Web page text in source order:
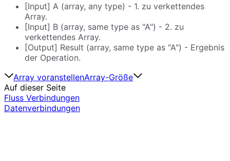
[Input] A (array, any type) - 1. zu verkettendes
Array.
[Input] B (array, same type as "A") - 2. zu
verkettendes Array.
[Output] Result (array, same type as "A") - Ergebnis
der Operation.
Array voranstellenArray-Größe
Auf dieser Seite
Fluss Verbindungen
Datenverbindungen